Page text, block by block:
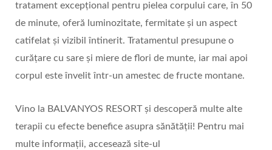
tratament excepțional pentru pielea corpului care, în 50
de minute, oferă luminozitate, fermitate și un aspect
catifelat și vizibil întinerit. Tratamentul presupune o
curățare cu sare și miere de flori de munte, iar mai apoi
corpul este învelit într-un amestec de fructe montane.
Vino la BALVANYOS RESORT și descoperă multe alte
terapii cu efecte benefice asupra sănătății! Pentru mai
multe informații, accesează site-ul